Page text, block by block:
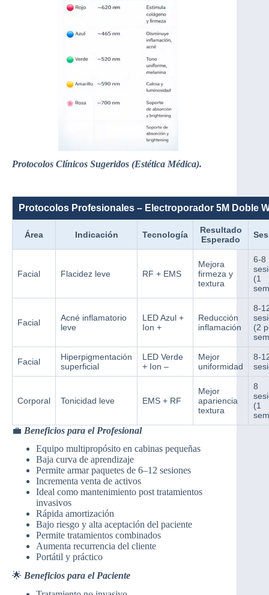
Protocolos Clínicos Sugeridos (Estética Médica).
Protocolos Profesionales – Electroporador 5M Doble
Área Indicación Tecnología
Resultado
Esperado
Facial Flacidez leve RF + EMS
Mejora
firmeza y
textura
6-8
(1
Facial
Acné inflamatorio
leve
LED Azul +
Ion +
Reducción
inflamación
8-
(2
Facial
Hiperpigmentación
superficial
LED Verde
+ Ion –
Mejor
uniformidad
8-
Corporal Tonicidad leve EMS + RF
Mejor
apariencia
textura
8
(1
💼 Beneficios para el Profesional
Equipo multipropósito en cabinas pequeñas
Baja curva de aprendizaje
Permite armar paquetes de 6–12 sesiones
Incrementa venta de activos
Ideal como mantenimiento post tratamientos
invasivos
Rápida amortización
Bajo riesgo y alta aceptación del paciente
Permite tratamientos combinados
Aumenta recurrencia del cliente
Portátil y práctico
🌟 Beneficios para el Paciente